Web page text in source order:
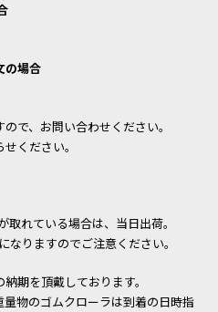
の場合
で、お問い合わせください。
ください。
れている場合は、当日出荷。
りますのでご注意ください。
期を頂戴しております。
物のゴムクローラは到着の日時指